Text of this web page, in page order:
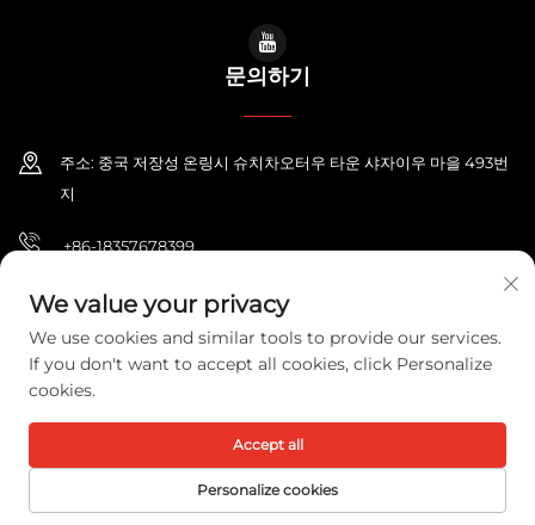
문의하기
주소: 중국 저장성 온링시 슈치차오터우 타운 샤자이우 마을 493번
지
+86-18357678399
[email protected]
We value your privacy
We use cookies and similar tools to provide our services.
If you don't want to accept all cookies, click Personalize
cookies.
Personalize cookies
Accept all